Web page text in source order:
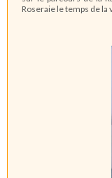
Roseraie le temps de la